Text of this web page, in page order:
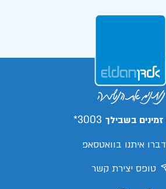
זמינים בשבילך 3003*
דברו איתנו בוואטסאפ
טופס יצירת קשר